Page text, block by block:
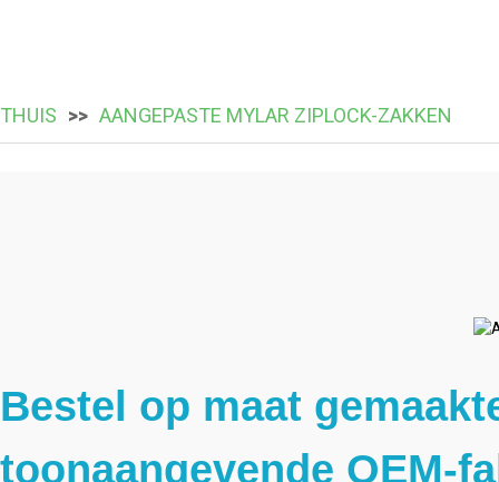
THUIS AANGEPASTE MYLAR ZIPLOCK-ZAKKEN
Bestel op maat
toonaangevende OEM-